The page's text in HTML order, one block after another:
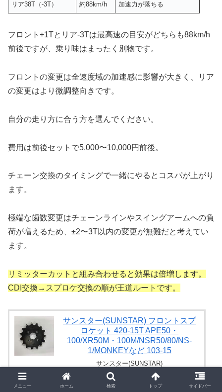
リア38T（-3T） 約88km/h 加速力が落ちる
フロント+1Tとリア-3Tは最高速の目安がどちらも88km/h
前後ですが、乗り味はまったく別物です。
フロントの変更は全速度域の加速感に影響が大きく、リア
の変更はより微調整向きです。
自分の走り方に合う方を選んでください。
費用は前後セットで5,000〜10,000円前後。
チェーン交換のタイミングで一緒にやるとコスパが上がり
ます。
極端な歯数変更はチェーンラインやスイングアームへの負
荷が増えるため、±2〜3T以内の変更が無難だと考えてい
ます。
リミッターカットと組み合わせると効果は倍増します。
CDI交換→スプロケ交換の順が王道ルートです。
サンスター(SUNSTAR) フロントスプ
ロケット 420-15T APE50・
100/XR50M・100M/NSR50/80/NS-
1/MONKEYなど 103-15
サンスター(SUNSTAR)
Amazonの商品レビュー・口コミを見る
メニュー ホーム 検索 トップ サイドバー